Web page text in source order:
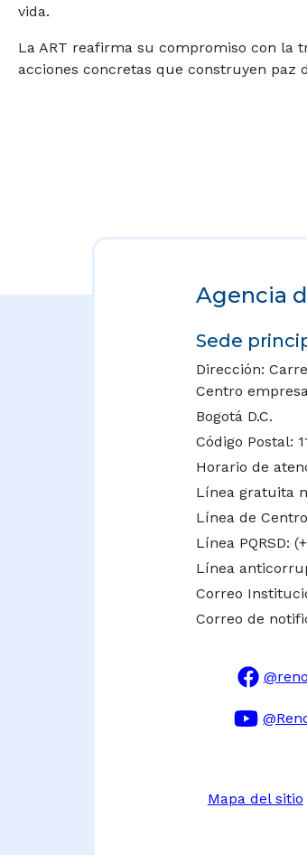
vida.
La ART reafirma su compromiso con la
acciones concretas que construyen paz
Agencia
Sede
Dirección:
Centro
Bogotá D.C.
Código Postal:
Horario de
Línea gratuita
Línea de
Línea PQRSD:
Línea
Correo
Correo de
Mapa del sitio